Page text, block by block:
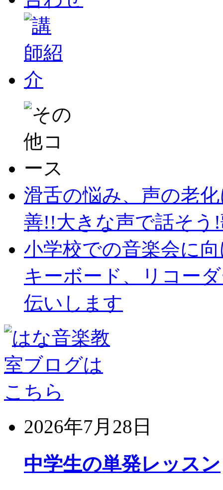
滑舌の悩み、声の老
善!!大きな声で話そう
小学校での音楽会に
キーボード、リコー
伝いします
2026年7月28日
中学生の単発レッスン